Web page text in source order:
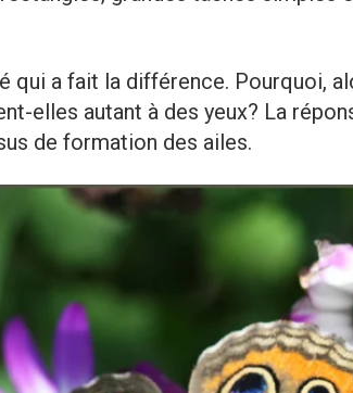
qui a fait la différence. Pourquoi,
elles autant à des yeux? La
de formation des ailes.